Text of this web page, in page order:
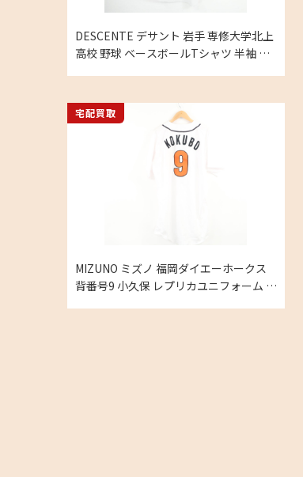
DESCENTE デサント 岩手 専修大学北上
高校 野球 ベースボールTシャツ 半袖 ユ
MIZUNO ミズノ 福岡ダイエーホークス
背番号9 小久保 レプリカユニフォーム L
宅配買取